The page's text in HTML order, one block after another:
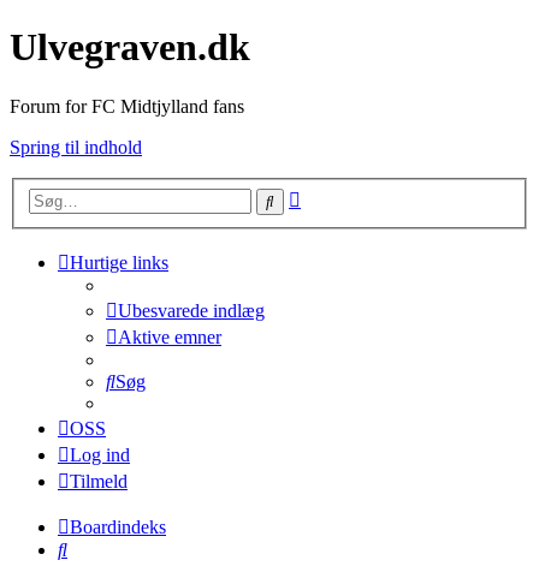
Ulvegraven.dk
Forum for FC Midtjylland fans
Spring til indhold
Søg
Hurtige links
Ubesvarede indlæg
Aktive emner
Søg
OSS
Log ind
Tilmeld
Boardindeks
Søg